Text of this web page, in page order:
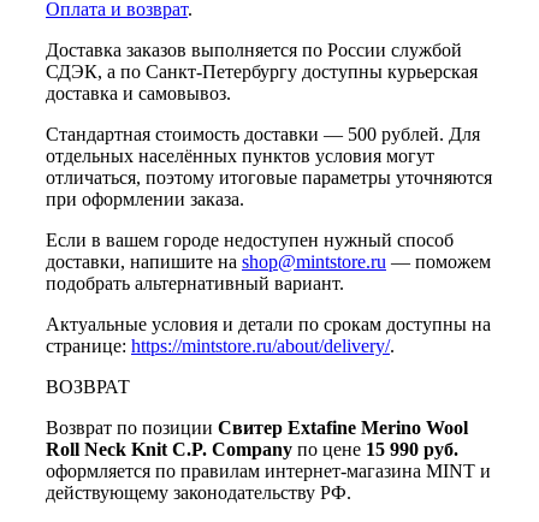
Оплата и возврат.
Доставка заказов выполняется по России службой
СДЭК, а по Санкт-Петербургу доступны курьерская
доставка и самовывоз.
Стандартная стоимость доставки — 500 рублей. Для
отдельных населённых пунктов условия могут
отличаться, поэтому итоговые параметры уточняются
при оформлении заказа.
Если в вашем городе недоступен нужный способ
доставки, напишите на shop@mintstore.ru — поможем
подобрать альтернативный вариант.
Актуальные условия и детали по срокам доступны на
странице: https://mintstore.ru/about/delivery/.
ВОЗВРАТ
Возврат по позиции Свитер Extafine Merino Wool
Roll Neck Knit C.P. Company по цене 15 990 руб.
оформляется по правилам интернет-магазина MINT и
действующему законодательству РФ.